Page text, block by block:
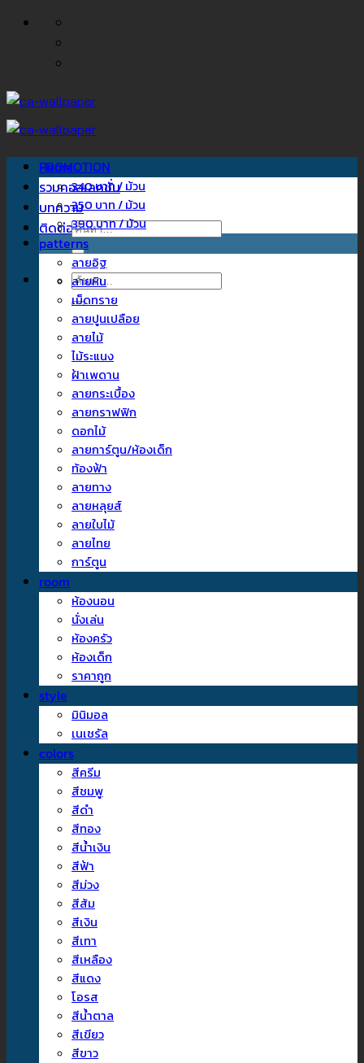
ข้าม
Home
รวมคอลเลคชั่น
บทความ
ติดต่อเรา
ค้นหา:
ค้นหา:
PROMOTION
340 บาท / ม้วน
350 บาท / ม้วน
390 บาท / ม้วน
patterns
ลายอิฐ
ลายหิน
เม็ดทราย
ลายปูนเปลือย
ลายไม้
ไม้ระแนง
ฝ้าเพดาน
ลายกระเบื้อง
ลายกราฟฟิก
ดอกไม้
ลายการ์ตูน/ห้องเด็ก
ท้องฟ้า
ลายทาง
ลายหลุยส์
ลายใบไม้
ลายไทย
การ์ตูน
room
ห้องนอน
นั่งเล่น
ห้องครัว
ห้องเด็ก
ราคาถูก
style
มินิมอล
เนเชรัล
colors
สีครีม
สีชมพู
สีดำ
สีทอง
สีน้ำเงิน
สีฟ้า
สีม่วง
สีส้ม
สีเงิน
สีเทา
สีเหลือง
สีแดง
โอรส
สีน้ำตาล
สีเขียว
สีขาว